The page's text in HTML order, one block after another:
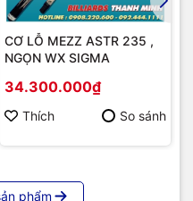
CƠ LỖ MEZZ ASTR 235 ,
NGỌN WX SIGMA
34.300.000₫
Thích So sánh
phẩm